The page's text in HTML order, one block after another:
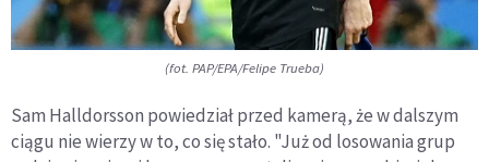
(fot. PAP/EPA/Felipe Trueba)
Sam Halldorsson powiedział przed kamerą, że w dalszym
ciągu nie wierzy w to, co się stało. "Już od losowania grup